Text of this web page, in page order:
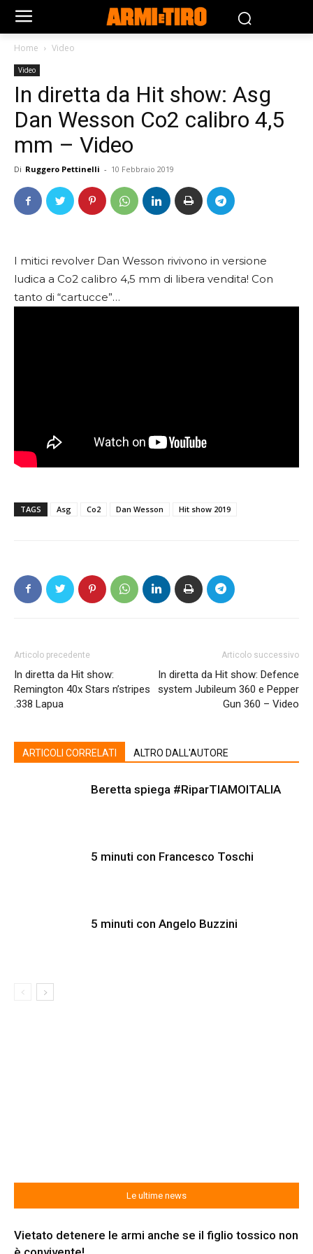
Home Video
Video
In diretta da Hit show: Asg
Dan Wesson Co2 calibro 4,5
mm – Video
Di Ruggero Pettinelli - 10 Febbraio 2019
I mitici revolver Dan Wesson rivivono in versione
ludica a Co2 calibro 4,5 mm di libera vendita! Con
tanto di “cartucce”…
TAGS Asg Co2 Dan Wesson Hit show 2019
Articolo precedente
In diretta da Hit show:
Remington 40x Stars n’stripes
.338 Lapua
Articolo successivo
In diretta da Hit show: Defence
system Jubileum 360 e Pepper
Gun 360 – Video
ARTICOLI CORRELATI ALTRO DALL'AUTORE
Beretta spiega #RiparTIAMOITALIA
5 minuti con Francesco Toschi
5 minuti con Angelo Buzzini
Le ultime news
Vietato detenere le armi anche se il figlio tossico non